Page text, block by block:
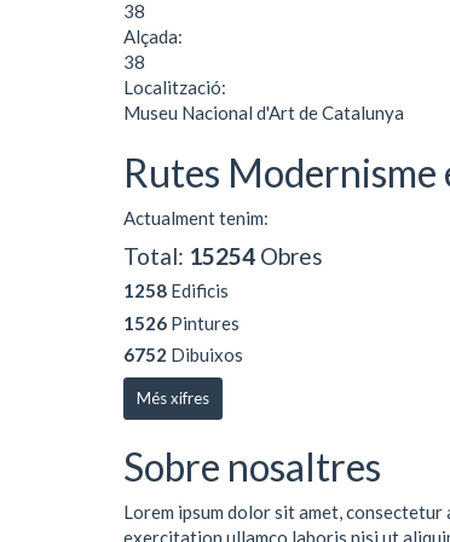
38
Alçada:
38
Localització:
Museu Nacional d'Art de Catalunya
Rutes Modernisme
Actualment tenim:
Total: 15254 Obres
1258 Edificis
1526 Pintures
6752 Dibuixos
Més xifres
Sobre nosaltres
Lorem ipsum dolor sit amet,
exercitation ullamco laboris nisi ut